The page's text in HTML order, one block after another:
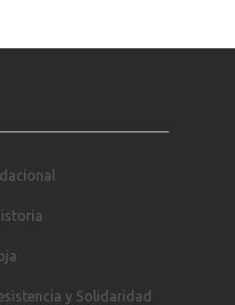
y Solidaridad